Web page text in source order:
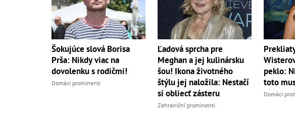
Šokujúce slová Borisa
Prša: Nikdy viac na
dovolenku s rodičmi!
Domáci prominenti
Ľadová sprcha pre
Meghan a jej kulinársku
šou! Ikona životného
štýlu jej naložila: Nestačí
si obliecť zásteru
Zahraniční prominenti
peklo:
toto
Domáci